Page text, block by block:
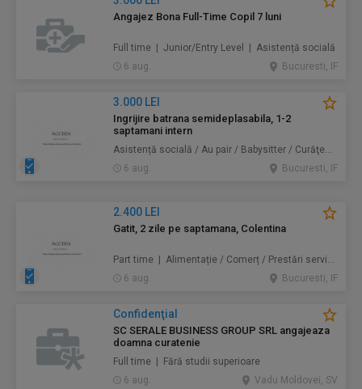
Angajez Bona Full-Time Copil 7 luni
Full time | Junior/Entry Level | Asistență socială
6 aug.
Bucuresti, IF
3.000 LEI
Ingrijire batrana semideplasabila, 1-2
saptamani intern
Asistență socială / Au pair / Babysitter / Curăţenie / Prestări servicii
6 aug.
Bucuresti, IF
2.400 LEI
Gatit, 2 zile pe saptamana, Colentina
Part time | Alimentație / Comerț / Prestări servicii
6 aug.
Bucuresti, IF
Confidenţial
SC SERALE BUSINESS GROUP SRL angajeaza
doamna curatenie
Full time | Fără studii superioare
6 aug.
Vadu Moldovei, SV